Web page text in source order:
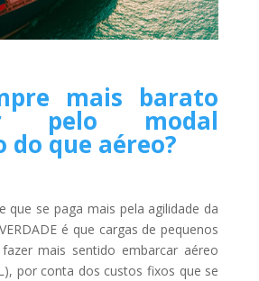
mais barato
pelo modal
que aéreo?
que se paga mais pela agilidade da
é que cargas de pequenos
mais sentido embarcar aéreo
por conta dos custos fixos que se